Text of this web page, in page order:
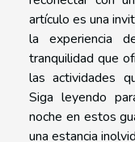
artículo es una
la experiencia
tranquilidad que
las actividades
Siga leyendo
noche en estos
una estancia